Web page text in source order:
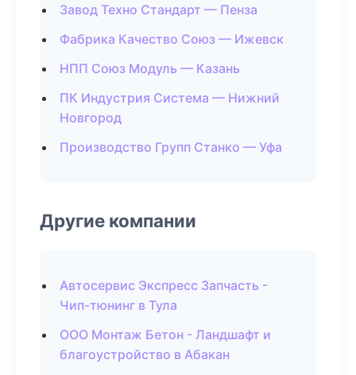
Завод Техно Стандарт — Пенза
Фабрика Качество Союз — Ижевск
НПП Союз Модуль — Казань
ПК Индустрия Система — Нижний
Новгород
Производство Групп Станко — Уфа
Другие компании
Автосервис Экспресс Запчасть -
Чип-тюнинг в Тула
ООО Монтаж Бетон - Ландшафт и
благоустройство в Абакан